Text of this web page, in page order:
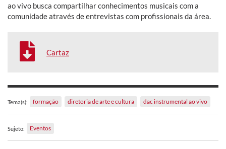
ao vivo busca compartilhar conhecimentos musicais com a
comunidade através de entrevistas com profissionais da área.
Cartaz
Tema(s): formação diretoria de arte e cultura dac instrumental ao vivo
Sujeto: Eventos